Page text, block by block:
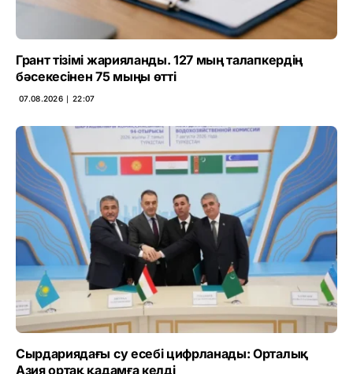
Грант тізімі жарияланды. 127 мың талапкердің
бәсекесінен 75 мыңы өтті
07.08.2026 ∣ 22:07
Сырдариядағы су есебі цифрланады: Орталық
Азия ортақ қадамға келді